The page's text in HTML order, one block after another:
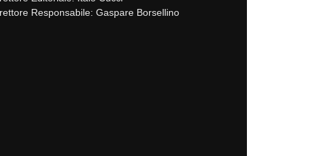
Responsabile: Gaspare Borsellino